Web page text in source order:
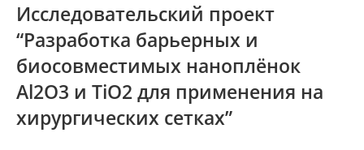
Исследовательский проект
“Разработка барьерных и
биосовместимых наноплёнок
Al2O3 и TiO2 для применения на
хирургических сетках”